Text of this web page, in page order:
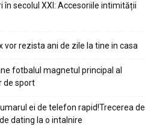
în secolul XXI: Accesoriile intimității
vor rezista ani de zile la tine in casa
fotbalul magnetul principal al
de sport
ei de telefon rapid!Trecerea de
dating la o intalnire